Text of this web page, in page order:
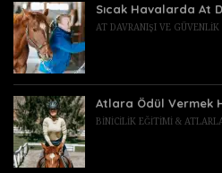
Sıcak Havalarda At
AT DAVRANIŞI VE GÜVENLIK
Atlara Ödül Vermek
BINICILIK EĞITIMI &